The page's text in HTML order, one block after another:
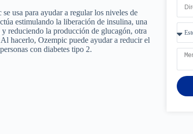
usa para ayudar a regular los niveles de
estimulando la liberación de insulina, una
reduciendo la producción de glucagón, otra
hacerlo, Ozempic puede ayudar a reducir el
con diabetes tipo 2.